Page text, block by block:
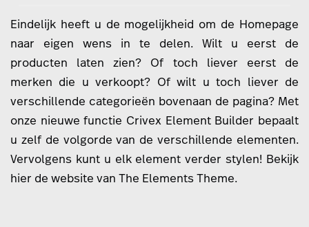
Eindelijk heeft u de mogelijkheid om de Homepage
naar eigen wens in te delen. Wilt u eerst de
producten laten zien? Of toch liever eerst de
merken die u verkoopt? Of wilt u toch liever de
verschillende categorieën bovenaan de pagina? Met
onze nieuwe functie Crivex Element Builder bepaalt
u zelf de volgorde van de verschillende elementen.
Vervolgens kunt u elk element verder stylen! Bekijk
hier de website van The Elements Theme.